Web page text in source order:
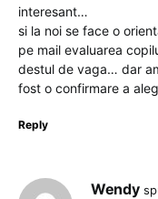
interesant…
si la noi se face o
pe mail evaluarea
destul de vaga… dar
fost o confirmare a
Reply
Wendy